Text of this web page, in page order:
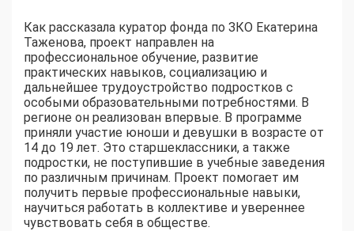
Как рассказала куратор фонда по ЗКО Екатерина
Таженова, проект направлен на
профессиональное обучение, развитие
практических навыков, социализацию и
дальнейшее трудоустройство подростков с
особыми образовательными потребностями. В
регионе он реализован впервые. В программе
приняли участие юноши и девушки в возрасте от
14 до 19 лет. Это старшеклассники, а также
подростки, не поступившие в учебные заведения
по различным причинам. Проект помогает им
получить первые профессиональные навыки,
научиться работать в коллективе и увереннее
чувствовать себя в обществе.